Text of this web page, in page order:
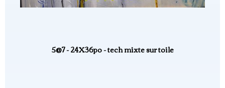
5@7 - 24X36po - tech mixte sur toile